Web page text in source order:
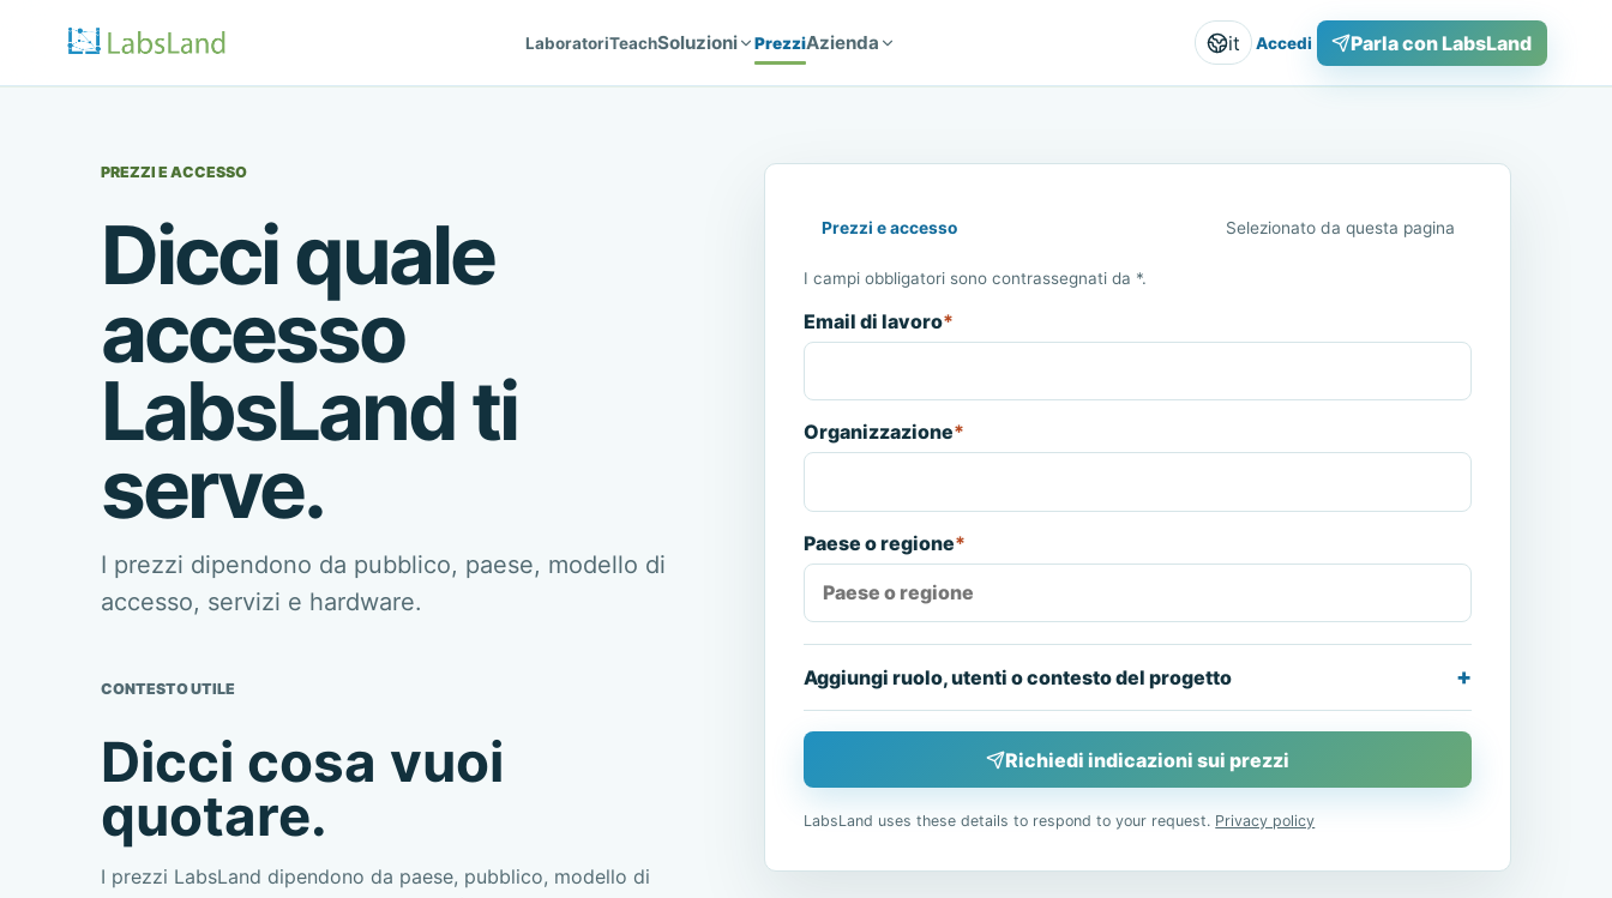
LaboratoriTeachSoluzioni PrezziAzienda it Accedi Parla con LabsLand
PREZZI E ACCESSO
Dicci quale
accesso
LabsLand ti
serve.
I prezzi dipendono da pubblico, paese, modello di
accesso, servizi e hardware.
Prezzi e accesso Selezionato da questa pagina
I campi obbligatori sono contrassegnati da *.
Email di lavoro*
Organizzazione*
Paese o regione*
Aggiungi ruolo, utenti o contesto del progetto
Richiedi indicazioni sui prezzi
LabsLand uses these details to respond to your request. Privacy policy
CONTESTO UTILE
Dicci cosa vuoi
quotare.
I prezzi LabsLand dipendono da paese, pubblico, modello di